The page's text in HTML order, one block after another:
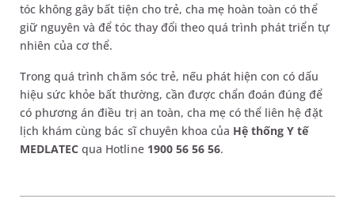
tóc không gây bất tiện cho trẻ, cha mẹ hoàn toàn có thể
giữ nguyên và để tóc thay đổi theo quá trình phát triển tự
nhiên của cơ thể.
Trong quá trình chăm sóc trẻ, nếu phát hiện con có dấu
hiệu sức khỏe bất thường, cần được chẩn đoán đúng để
có phương án điều trị an toàn, cha mẹ có thể liên hệ đặt
lịch khám cùng bác sĩ chuyên khoa của Hệ thống Y tế
MEDLATEC qua Hotline 1900 56 56 56.